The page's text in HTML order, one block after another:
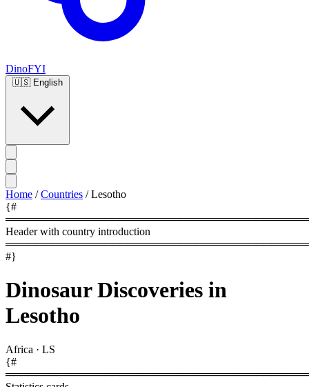
DinoFYI
🇺🇸 English
Home / Countries / Lesotho
{#
Header with country introduction
#}
Dinosaur Discoveries in
Lesotho
Africa · LS
{#